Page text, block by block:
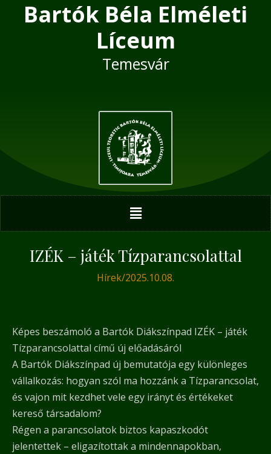
Bartók Béla Elméleti
Líceum
Temesvár
Menu
IZÉK – játék Tízparancsolattal
Hírek/2025.10.08.
Képes beszámoló a Bartók Diákszínpad IZÉK – játék
Tízparancsolattal című új előadásáról
A Bartók Diákszínpad új bemutatója egy különleges
vállalkozás: hogyan szól ma hozzánk a Tízparancsolat,
és vajon mit kezdhet vele egy irányt és értékeket
kereső társadalom?
Régen a parancsolatok biztos kapaszkodót
jelentettek – eligazítottak a mindennapokban,
Post
navigation